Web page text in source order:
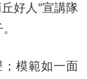
好人”宣講隊
模範如一面